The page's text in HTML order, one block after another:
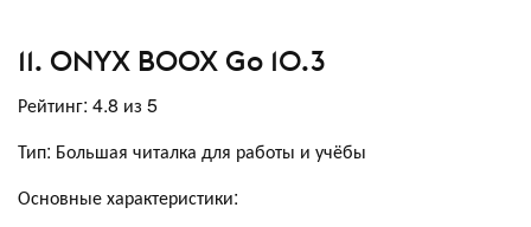
11. ONYX BOOX Go 10.3
Рейтинг: 4.8 из 5
Тип: Большая читалка для работы и учёбы
Основные характеристики: